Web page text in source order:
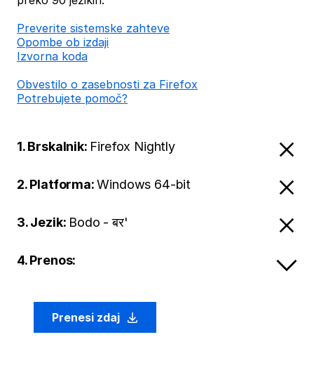
Preverite sistemske zahteve
Opombe ob izdaji
Izvorna koda
Obvestilo o zasebnosti za Firefox
Potrebujete pomoč?
1. Brskalnik: Firefox Nightly
2. Platforma:Windows 64-bit
3. Jezik: Bodo - बर'
4. Prenos:
Prenesi zdaj